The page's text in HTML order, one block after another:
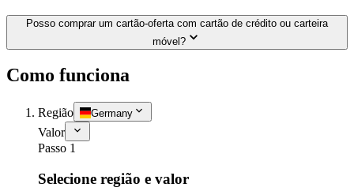
Posso comprar um cartão-oferta com cartão de crédito ou carteira
móvel?
Como funciona
Região Germany
Valor
Passo 1
Selecione região e valor